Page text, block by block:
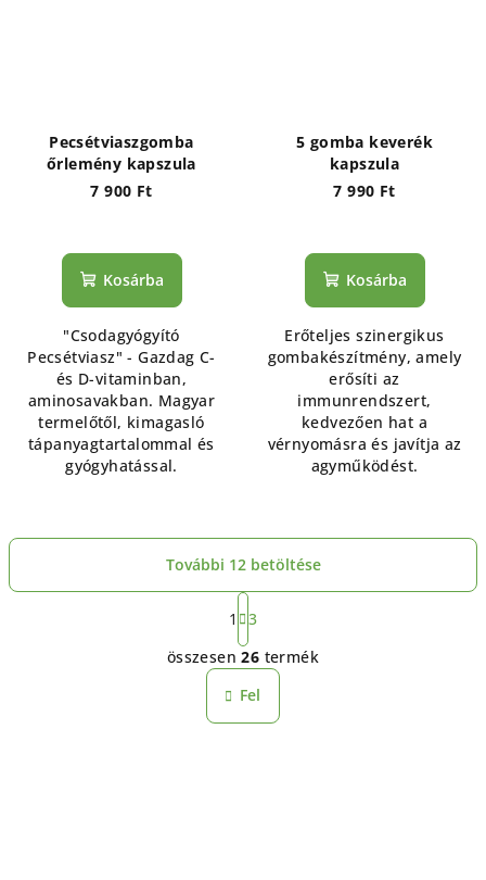
Pecsétviaszgomba
őrlemény kapszula
7 900 Ft
Kosárba
"Csodagyógyító
Pecsétviasz" - Gazdag C-
és D-vitaminban,
aminosavakban. Magyar
termelőtől, kimagasló
tápanyagtartalommal és
gyógyhatással.
5 gomba keverék
kapszula
7 990 Ft
Kosárba
Erőteljes szinergikus
gombakészítmény, amely
erősíti az
immunrendszert,
kedvezően hat a
vérnyomásra és javítja az
agyműködést.
L
i
s
t
További 12 betöltése
L
a
p
o
z
á
s
1
3
összesen26 termék
Fel